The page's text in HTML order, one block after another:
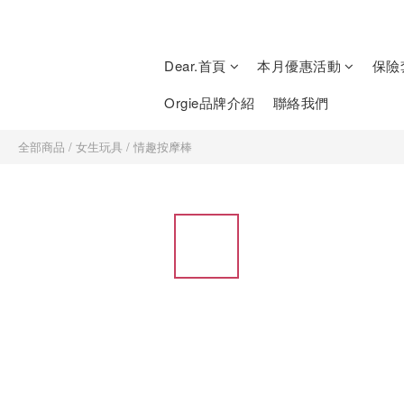
Dear.首頁 本月優惠活動
保險
Orgie品牌介紹
聯絡我們
全部商品 / 女生玩具 / 情趣按摩棒